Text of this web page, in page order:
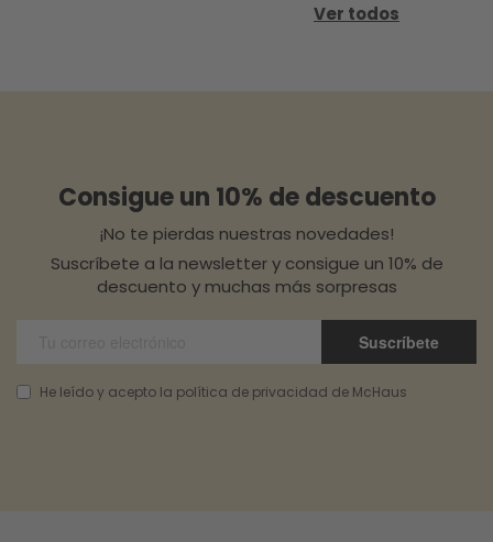
Ver todos
Consigue un 10% de descuento
¡No te pierdas nuestras novedades!
Suscríbete a la newsletter y consigue un 10% de
descuento y muchas más sorpresas
Suscríbete
He leído y acepto la política de privacidad de McHaus